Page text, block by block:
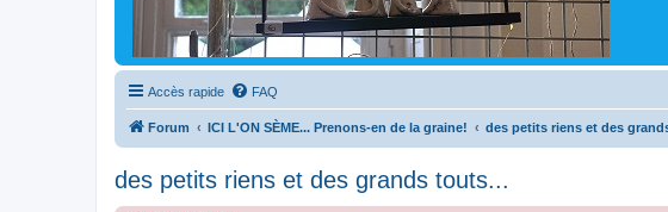
Accès rapide FAQ
Forum ICI L'ON SÈME... Prenons-en de la graine! des petits riens et des
des petits riens et des grands touts...